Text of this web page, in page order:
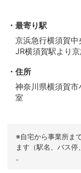
最寄り駅
京浜急行横須賀
JR横須賀駅より
住所
神奈川県横須賀
室
※自宅から事業所ま
ます（駅名、バス
。